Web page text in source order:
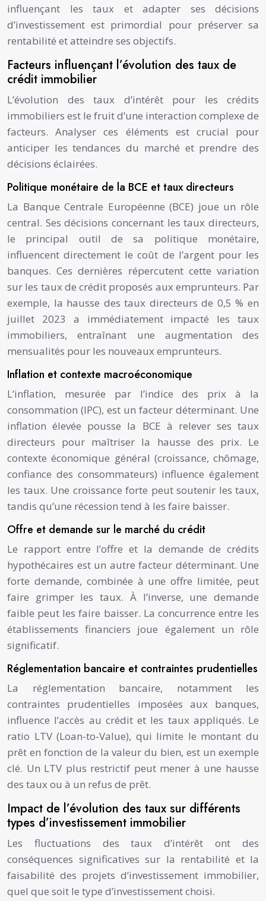
influençant les taux et adapter ses décisions
d’investissement est primordial pour préserver sa
rentabilité et atteindre ses objectifs.
Facteurs influençant l’évolution des taux de
crédit immobilier
L’évolution des taux d’intérêt pour les crédits
immobiliers est le fruit d’une interaction complexe de
facteurs. Analyser ces éléments est crucial pour
anticiper les tendances du marché et prendre des
décisions éclairées.
Politique monétaire de la BCE et taux directeurs
La Banque Centrale Européenne (BCE) joue un rôle
central. Ses décisions concernant les taux directeurs,
le principal outil de sa politique monétaire,
influencent directement le coût de l’argent pour les
banques. Ces dernières répercutent cette variation
sur les taux de crédit proposés aux emprunteurs. Par
exemple, la hausse des taux directeurs de 0,5 % en
juillet 2023 a immédiatement impacté les taux
immobiliers, entraînant une augmentation des
mensualités pour les nouveaux emprunteurs.
Inflation et contexte macroéconomique
L’inflation, mesurée par l’indice des prix à la
consommation (IPC), est un facteur déterminant. Une
inflation élevée pousse la BCE à relever ses taux
directeurs pour maîtriser la hausse des prix. Le
contexte économique général (croissance, chômage,
confiance des consommateurs) influence également
les taux. Une croissance forte peut soutenir les taux,
tandis qu’une récession tend à les faire baisser.
Offre et demande sur le marché du crédit
Le rapport entre l’offre et la demande de crédits
hypothécaires est un autre facteur déterminant. Une
forte demande, combinée à une offre limitée, peut
faire grimper les taux. À l’inverse, une demande
faible peut les faire baisser. La concurrence entre les
établissements financiers joue également un rôle
significatif.
Réglementation bancaire et contraintes prudentielles
La réglementation bancaire, notamment les
contraintes prudentielles imposées aux banques,
influence l’accès au crédit et les taux appliqués. Le
ratio LTV (Loan-to-Value), qui limite le montant du
prêt en fonction de la valeur du bien, est un exemple
clé. Un LTV plus restrictif peut mener à une hausse
des taux ou à un refus de prêt.
Impact de l’évolution des taux sur différents
types d’investissement immobilier
Les fluctuations des taux d’intérêt ont des
conséquences significatives sur la rentabilité et la
faisabilité des projets d’investissement immobilier,
quel que soit le type d’investissement choisi.